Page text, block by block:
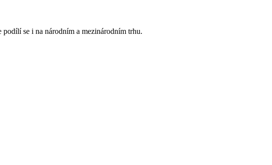
se i na národním a mezinárodním trhu.